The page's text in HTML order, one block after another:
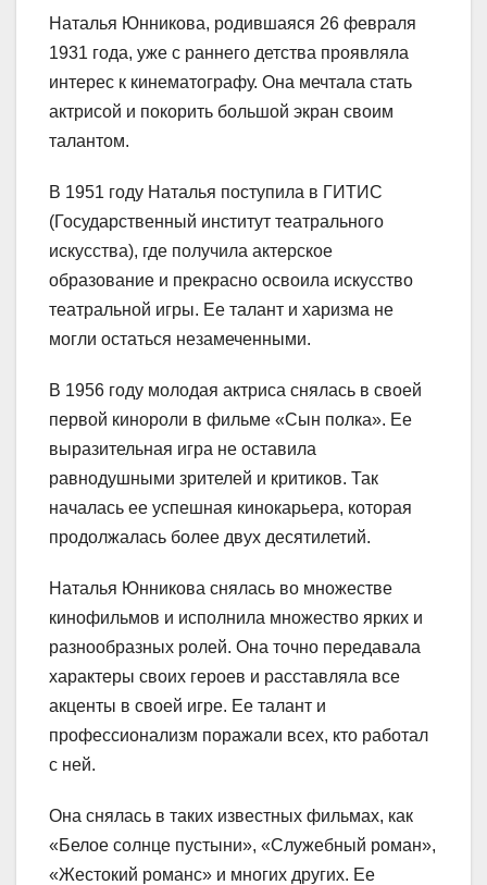
Наталья Юнникова, родившаяся 26 февраля
1931 года, уже с раннего детства проявляла
интерес к кинематографу. Она мечтала стать
актрисой и покорить большой экран своим
талантом.
В 1951 году Наталья поступила в ГИТИС
(Государственный институт театрального
искусства), где получила актерское
образование и прекрасно освоила искусство
театральной игры. Ее талант и харизма не
могли остаться незамеченными.
В 1956 году молодая актриса снялась в своей
первой кинороли в фильме «Сын полка». Ее
выразительная игра не оставила
равнодушными зрителей и критиков. Так
началась ее успешная кинокарьера, которая
продолжалась более двух десятилетий.
Наталья Юнникова снялась во множестве
кинофильмов и исполнила множество ярких и
разнообразных ролей. Она точно передавала
характеры своих героев и расставляла все
акценты в своей игре. Ее талант и
профессионализм поражали всех, кто работал
с ней.
Она снялась в таких известных фильмах, как
«Белое солнце пустыни», «Служебный роман»,
«Жестокий романс» и многих других. Ее